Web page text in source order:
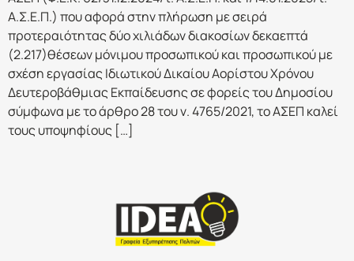
Α.Σ.Ε.Π.) που αφορά στην πλήρωση με σειρά
προτεραιότητας δύο χιλιάδων διακοσίων δεκαεπτά
(2.217)θέσεων μόνιμου προσωπικού και προσωπικού με
σχέση εργασίας Ιδιωτικού Δικαίου Αορίστου Χρόνου
Δευτεροβάθμιας Εκπαίδευσης σε φορείς του Δημοσίου
σύμφωνα με το άρθρο 28 του ν. 4765/2021, το ΑΣΕΠ καλεί
τους υποψηφίους […]